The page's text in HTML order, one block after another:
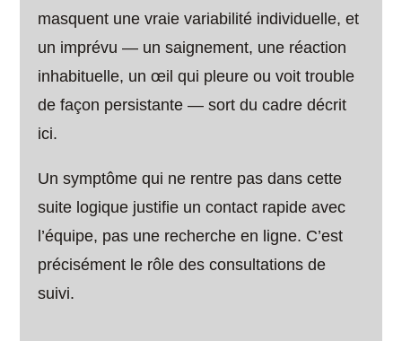
masquent une vraie variabilité individuelle, et
un imprévu — un saignement, une réaction
inhabituelle, un œil qui pleure ou voit trouble
de façon persistante — sort du cadre décrit
ici.
Un symptôme qui ne rentre pas dans cette
suite logique justifie un contact rapide avec
l’équipe, pas une recherche en ligne. C’est
précisément le rôle des consultations de
suivi.